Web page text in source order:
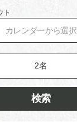
ト
カレンダーから選択
検索